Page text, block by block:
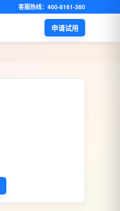
客服热线：400-8161-360
申请试用